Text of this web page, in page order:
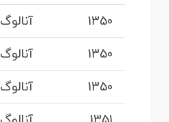
1350
آنالوگ
1350
آنالوگ
1350
آنالوگ